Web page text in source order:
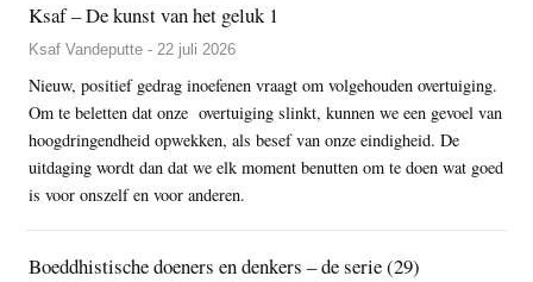
Ksaf – De kunst van het geluk 1
Ksaf Vandeputte - 22 juli 2026
Nieuw, positief gedrag inoefenen vraagt om volgehouden overtuiging.
Om te beletten dat onze overtuiging slinkt, kunnen we een gevoel van
hoogdringendheid opwekken, als besef van onze eindigheid. De
uitdaging wordt dan dat we elk moment benutten om te doen wat goed
is voor onszelf en voor anderen.
Boeddhistische doeners en denkers – de serie (29)